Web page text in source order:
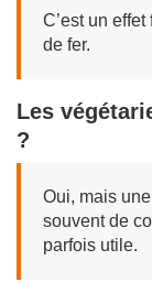
C’est un
de fer.
Les
?
Oui, mais
souvent de
parfois utile.